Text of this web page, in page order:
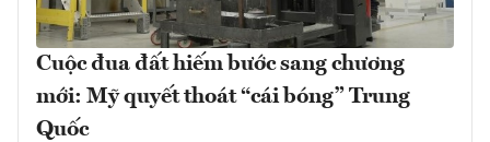
Cuộc đua đất hiếm bước sang chương
mới: Mỹ quyết thoát “cái bóng” Trung
Quốc